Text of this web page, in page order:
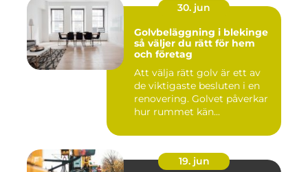
30. jun
Golvbeläggning i blekinge
så väljer du rätt för hem
och företag
Att välja rätt golv är ett av
de viktigaste besluten i en
renovering. Golvet påverkar
hur rummet kän...
19. jun